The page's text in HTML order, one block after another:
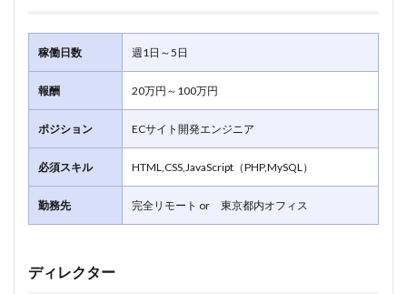
稼働日数 週1日～5日
報酬 20万円～100万円
ポジション ECサイト開発エンジニア
必須スキル HTML,CSS,JavaScript（PHP,MySQL）
勤務先 完全リモート or 東京都内オフィス
ディレクター